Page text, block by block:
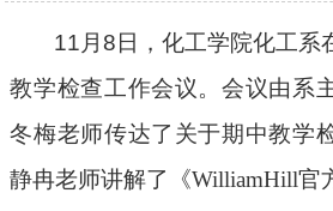
11月8 日，化工学院化工系
教学检查工作会议。会议由系
冬梅老师传达了关于期中教学
静冉老师讲解了《WilliamHill官